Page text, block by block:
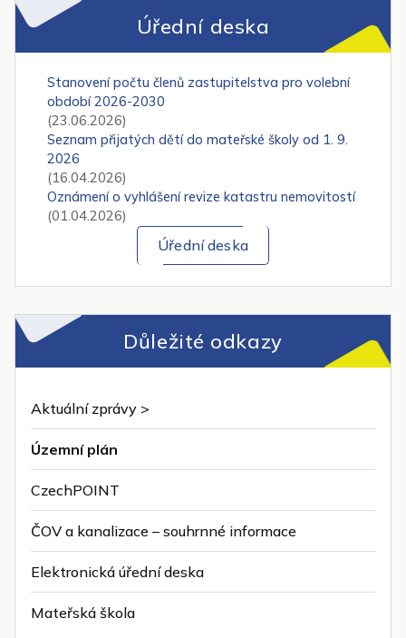
Úřední deska
Stanovení počtu členů zastupitelstva pro volební
období 2026-2030
(23.06.2026)
Seznam přijatých dětí do mateřské školy od 1. 9.
2026
(16.04.2026)
Oznámení o vyhlášení revize katastru nemovitostí
(01.04.2026)
Úřední deska
Důležité odkazy
Aktuální zprávy >
Územní plán
CzechPOINT
ČOV a kanalizace – souhrnné informace
Elektronická úřední deska
Mateřská škola